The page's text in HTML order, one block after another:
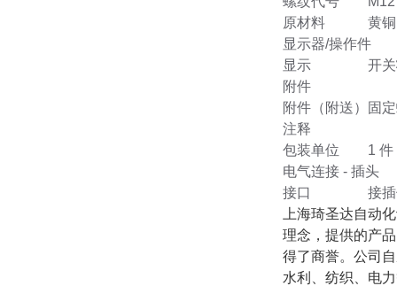
原材料
黄
显示器/操作件
显示
开
附件
附件（附送）
固
注释
包装单位
1 件
电气连接 - 插头
接口
接
上海琦圣达自动
理念，提供的产
得了商誉。公司
水利、纺织、电